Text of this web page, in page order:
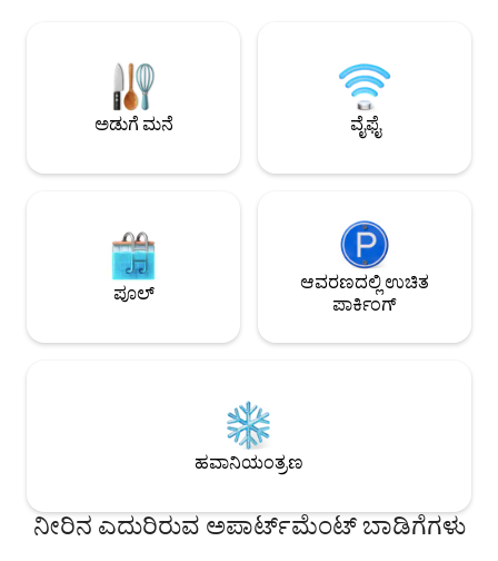
ಅನ್ನು ನೀಡುತ್ತದೆ. ಡೈವಿಂಗ್ ಅನ್ನು ಹತ್ತಿರದಲ್ಲಿ
ಆನಂದಿಸಬಹುದು. ತ್ರೋಗಿರ್ 5 ಕಿ .ಮೀ ದೂರದಲ್ಲಿದೆ
ಮತ್ತು ವಸತಿ ಸೌಕರ್ಯದಿಂದ 8 ಕಿ .ಮೀ
ದೂರದಲ್ಲಿರುವ ಸ್ಪ್ಲಿಟ್ ವಿಮಾನ ನಿಲ್ದಾಣವಾಗಿದೆ.
ಎರಡನ್ನೂ
ಅತ್ಯಂತ ಬಿಸಿಲಿನ
ರಜೆಯನ್ನು ಆನಂದಿಸಿ!
ಅಡುಗೆ ಮನೆ ವೈಫೈ
ಪೂಲ್
ಆವರಣದಲ್ಲಿ ಉಚಿತ
ಪಾರ್ಕಿಂಗ್
ಹವಾನಿಯಂತ್ರಣ
ನೀರಿನ ಎದುರಿರುವ ಅಪಾರ್ಟ್‌ಮೆಂಟ್ ಬಾಡಿಗೆಗಳು